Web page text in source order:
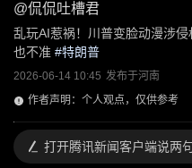
@侃侃吐槽君
乱玩AI惹祸！川普变脸动漫涉
也不准 #特朗普
2026-06-14 10:45 发布于河南
作者声明：个人观点，仅供参考
打开腾讯新闻客户端说两